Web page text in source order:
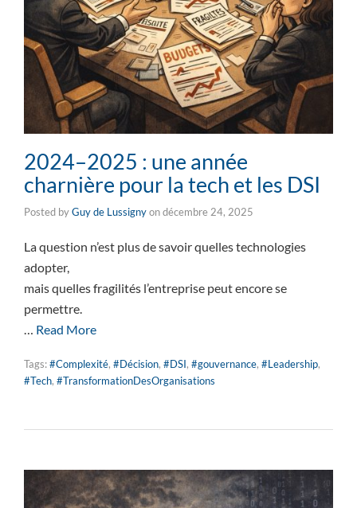
2024–2025 : une année
charnière pour la tech et les DSI
Posted byGuy de Lussignyondécembre 24, 2025
La question n’est plus de savoir quelles technologies
adopter,
mais quelles fragilités l’entreprise peut encore se
permettre.
Read More
Tags:#Complexité, #Décision, #DSI, #gouvernance, #Leadership,
#Tech, #TransformationDesOrganisations